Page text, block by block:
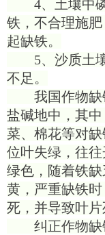
4、土壤中磷
铁，不合理施肥
起缺铁。
5、沙质土壤
不足。
我国作物缺
盐碱地中，其
菜、棉花等对
位叶失绿，往
绿色，随着铁
黄，严重缺铁
死，并导致叶片
纠正作物缺铁